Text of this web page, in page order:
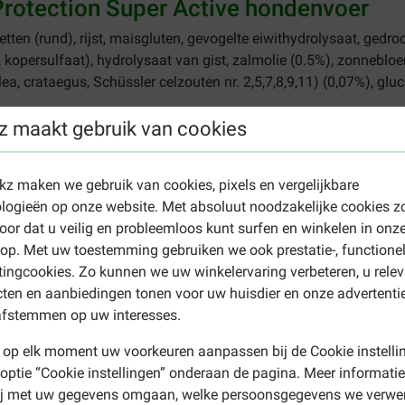
maakt gebruik van cookies
maken we gebruik van cookies, pixels en vergelijkbare
op onze website. Met absoluut noodzakelijke cookies
dat u veilig en probleemloos kunt surfen en winkelen in
Met uw toestemming gebruiken we ook prestatie-,
Zo kunnen we uw winkelervaring verbeteren, u
en aanbiedingen tonen voor uw huisdier en onze
op uw interesses.
op elk moment uw voorkeuren aanpassen bij de Cookie
“Cookie instellingen” onderaan de pagina. Meer
met uw gegevens omgaan, welke persoonsgegevens we
Super Active hondenvoer
(rund), rijst, maisgluten, gevogelte eiwithydrolysaat,
hydrolysaat van gist, zalmolie (0.5%),
crataegus, Schüssler celzouten nr. 2,5,7,8,9,11) (0,07%),
as (7%), Ruwe celstof (3%).
Super Active hondenvoer
bij de afbeeldingen. Dit voedingsadvies is een
van uw huisdier. Niet-actieve huisdieren hebben minder voer
twee maaltijden te verdelen. Zorg altijd voor voldoende
Active staat op de verpakking vermeld en is veelal